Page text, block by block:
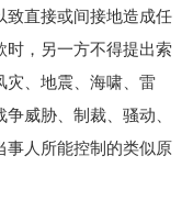
直接或间接地造成任
时，另一方不得提出索
灾、地震、海啸、雷
威胁、制裁、骚动、
事人所能控制的类似原